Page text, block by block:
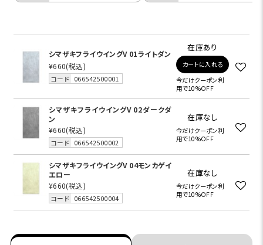
シマザキフライウイングV 01ライトダン
¥660(税込)
コード 066542500001
在庫あり
カートに入れる
今だけクーポン利
用で10%OFF
シマザキフライウイングV 02ダークダ
ン
¥660(税込)
コード 066542500002
在庫なし
今だけクーポン利
用で10%OFF
シマザキフライウイングV 04モンカゲイ
エロー
¥660(税込)
コード 066542500004
在庫なし
今だけクーポン利
用で10%OFF